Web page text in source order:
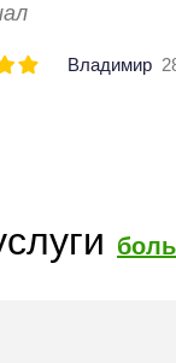
Владимир